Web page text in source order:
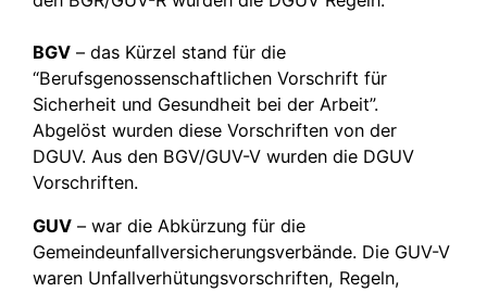
BGV – das Kürzel stand für die
“Berufsgenossenschaftlichen Vorschrift für
Sicherheit und Gesundheit bei der Arbeit”.
Abgelöst wurden diese Vorschriften von der
DGUV. Aus den BGV/GUV-V wurden die DGUV
Vorschriften.
GUV – war die Abkürzung für die
Gemeindeunfallversicherungsverbände. Die GUV-V
waren Unfallverhütungsvorschriften, Regeln,